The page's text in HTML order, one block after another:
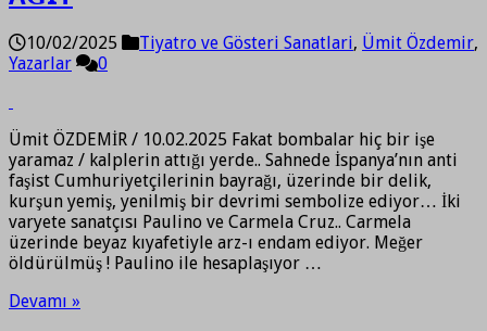
10/02/2025 Tiyatro ve Gösteri Sanatlari, Ümit Özdemir,
Yazarlar
0
Ümit ÖZDEMİR / 10.02.2025 Fakat bombalar hiç bir işe
yaramaz / kalplerin attığı yerde.. Sahnede İspanya’nın anti
faşist Cumhuriyetçilerinin bayrağı, üzerinde bir delik,
kurşun yemiş, yenilmiş bir devrimi sembolize ediyor… İki
varyete sanatçısı Paulino ve Carmela Cruz.. Carmela
üzerinde beyaz kıyafetiyle arz-ı endam ediyor. Meğer
öldürülmüş ! Paulino ile hesaplaşıyor …
Devamı »